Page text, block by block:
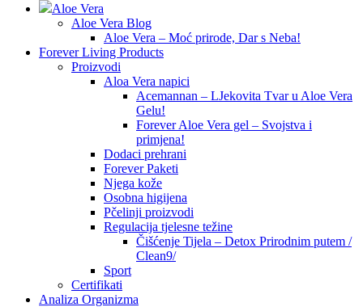
Aloe Vera
Aloe Vera Blog
Aloe Vera – Moć prirode, Dar s Neba!
Forever Living Products
Proizvodi
Aloa Vera napici
Acemannan – LJekovita Tvar u Aloe Vera
Gelu!
Forever Aloe Vera gel – Svojstva i
primjena!
Dodaci prehrani
Forever Paketi
Njega kože
Osobna higijena
Pčelinji proizvodi
Regulacija tjelesne težine
Čišćenje Tijela – Detox Prirodnim putem /
Clean9/
Sport
Certifikati
Analiza Organizma